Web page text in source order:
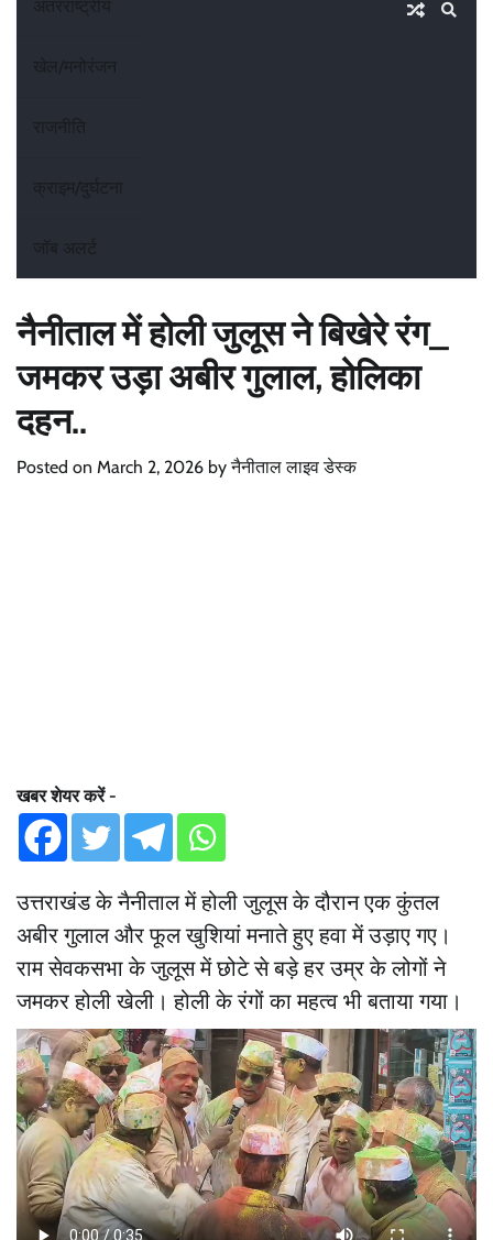
अंतरराष्ट्रीय
खेल/मनोरंजन
राजनीति
क्राइम/दुर्घटना
जॉब अलर्ट
नैनीताल में होली जुलूस ने बिखेरे रंग_
जमकर उड़ा अबीर गुलाल, होलिका
दहन..
Posted on March 2, 2026 byनैनीताल लाइव डेस्क
खबर शेयर करें -
उत्तराखंड के नैनीताल में होली जुलूस के दौरान एक कुंतल
अबीर गुलाल और फूल खुशियां मनाते हुए हवा में उड़ाए गए।
राम सेवकसभा के जुलूस में छोटे से बड़े हर उम्र के लोगों ने
जमकर होली खेली। होली के रंगों का महत्व भी बताया गया।